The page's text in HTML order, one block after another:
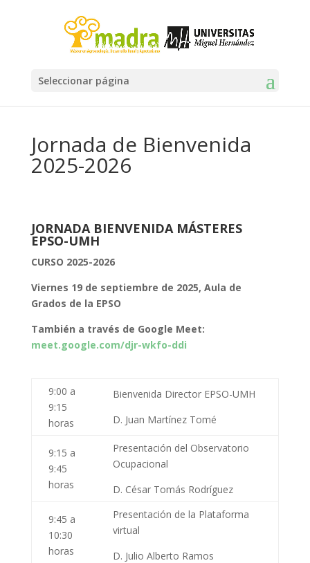
Seleccionar página
Jornada de Bienvenida
2025-2026
JORNADA BIENVENIDA MÁSTERES
EPSO-UMH
CURSO 2025-2026
Viernes 19 de septiembre de 2025, Aula de
Grados de la EPSO
También a través de Google Meet:
meet.google.com/djr-wkfo-ddi
9:00 a
9:15
horas
Bienvenida Director EPSO-UMH
D. Juan Martínez Tomé
9:15 a
9:45
horas
Presentación del Observatorio
Ocupacional
D. César Tomás Rodríguez
9:45 a
10:30
horas
Presentación de la Plataforma
virtual
D. Julio Alberto Ramos